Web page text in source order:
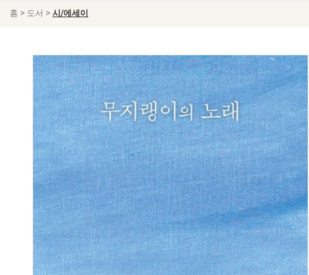
홈 > 도서 > 시/에세이